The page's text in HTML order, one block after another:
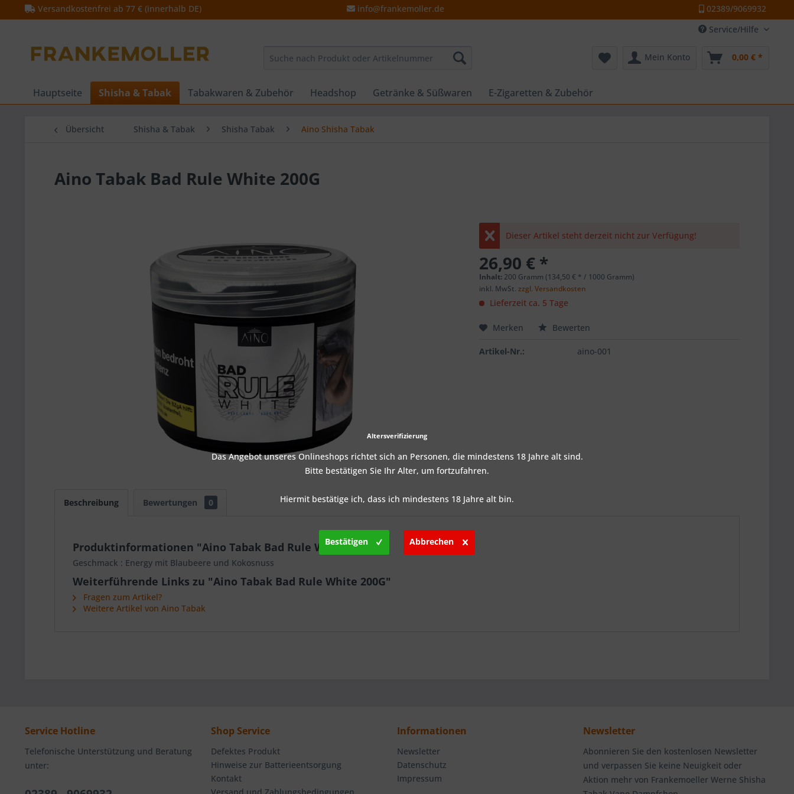
Versandkostenfrei ab 77 € (innerhalb DE) info@frankemoller.de
02389/9069932
Service/Hilfe
Mein Konto 0,00 € *
Hauptseite Shisha & Tabak Tabakwaren & Zubehör Headshop Getränke & Süßwaren E-Zigaretten & Zubehör
Übersicht Shisha & Tabak Shisha Tabak Aino Shisha Tabak
Aino Tabak Bad Rule White 200G
Dieser Artikel steht derzeit nicht zur Verfügung!
26,90 € *
Inhalt: 200 Gramm (134,50 € * / 1000 Gramm)
inkl. MwSt.zzgl. Versandkosten
Lieferzeit ca. 5 Tage
Merken Bewerten
Artikel-Nr.: aino-001
Beschreibung Bewertungen 0
Produktinformationen "Aino Tabak Bad Rule White 200G"
Geschmack : Energy mit Blaubeere und Kokosnuss
Weiterführende Links zu "Aino Tabak Bad Rule White 200G"
Fragen zum Artikel?
Weitere Artikel von Aino Tabak
Service Hotline
Telefonische Unterstützung und Beratung
unter:
Shop Service
Defektes Produkt
Hinweise zur Batterieentsorgung
Kontakt
Informationen
Newsletter
Datenschutz
Impressum
Newsletter
Abonnieren Sie den kostenlosen Newsletter
und verpassen Sie keine Neuigkeit oder
Aktion mehr von Frankemoeller Werne Shisha
Altersverifizierung
Das Angebot unseres Onlineshops richtet sich an Personen, die mindestens 18 Jahre alt sind.
Bitte bestätigen Sie Ihr Alter, um fortzufahren.
Hiermit bestätige ich, dass ich mindestens 18 Jahre alt bin.
Bestätigen Abbrechen